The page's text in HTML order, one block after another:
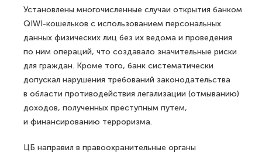
Установлены многочисленные случаи открытия банком
QIWI-кошельков с использованием персональных
данных физических лиц без их ведома и проведения
по ним операций, что создавало значительные риски
для граждан. Кроме того, банк систематически
допускал нарушения требований законодательства
в области противодействия легализации (отмыванию)
доходов, полученных преступным путем,
и финансированию терроризма.
ЦБ направил в правоохранительные органы